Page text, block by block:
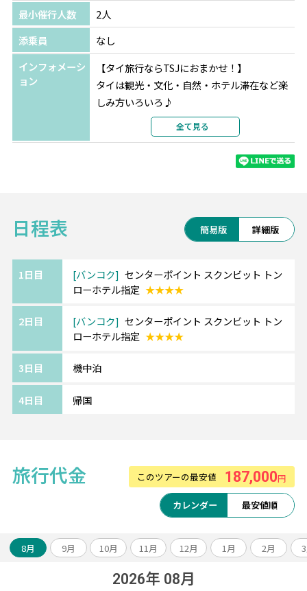
最小催行人数
2人
添乗員
なし
インフォメーシ
ョン
【タイ旅行ならTSJにおまかせ！】
タイは観光・文化・自然・ホテル滞在など楽
しみ方いろいろ♪
ホテル変更やビーチ＆シティーの周遊など、
予算やご希望に合わせてアレンジ可能です！
テル ≪スクンビットエリア≫
スクンビット通りとペッブリー通りに簡単に
BTS(スカイトレイン)トンロー駅にも徒歩約
15分という好立地です。
センターポイントカルチャーである “心からの
おもてなし” で、快適にお過ごしいただけま
【タイ国際航空利用】
サービスランキング上位の常連、人気のタイ
2019年はSKYTRAX社「ワールドエアラインア
総合、最優秀キャビンクルー、最優秀空港サ
全て見る
日程表 簡易版 詳細版
1日目 バンコク
センターポイント スクンビット トン
ローホテル指定 ★★★★
2日目 バンコク
センターポイント スクンビット トン
ローホテル指定 ★★★★
3日目 機中泊
4日目 帰国
旅行代金 このツアーの最安値 187,000円
カレンダー 最安値順
8月 9月 10月 11月 12月 1月 2月
2026年 08月